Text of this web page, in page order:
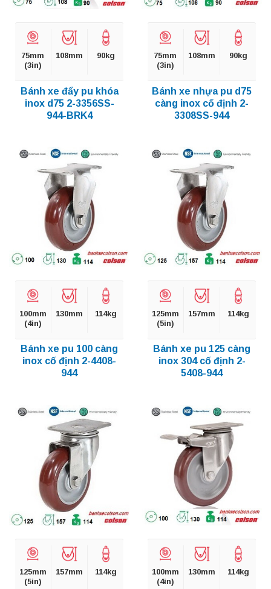
75mm
(3in)
108mm 90kg
Bánh xe đẩy pu khóa
inox d75 2-3356SS-
944-BRK4
75mm
(3in)
108mm 90kg
Bánh xe nhựa pu d75
càng inox cố định 2-
3308SS-944
100mm
(4in)
130mm 114kg
Bánh xe pu 100 càng
inox cố định 2-4408-
944
125mm
(5in)
157mm 114kg
Bánh xe pu 125 càng
inox 304 cố định 2-
5408-944
125mm
(5in)
157mm 114kg
100mm
(4in)
130mm 114kg